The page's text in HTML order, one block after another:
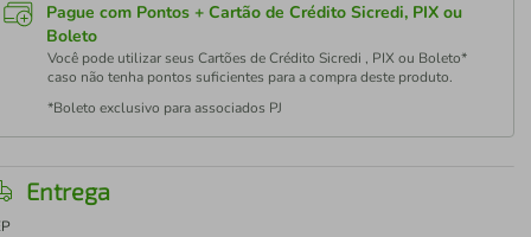
Pague com Pontos + Cartão de Crédito Sicredi, PIX ou
Boleto
Você pode utilizar seus Cartões de Crédito Sicredi , PIX ou Boleto*
caso não tenha pontos suficientes para a compra deste produto.
*Boleto exclusivo para associados PJ
Entrega